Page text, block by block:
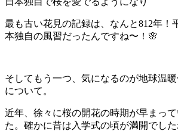
最も古い花見の記録は、なんと812年！
本独自の風習だったんですね〜！🌸
そしてもう一つ、気になるのが地球温
について。
近年、徐々に桜の開花の時期が早まっ
た。確かに昔は入学式の頃が満開でした